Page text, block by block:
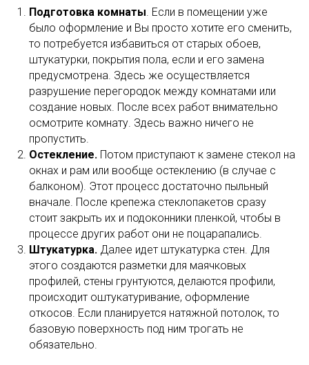
Подготовка комнаты. Если в помещении уже
было оформление и Вы просто хотите его сменить,
то потребуется избавиться от старых обоев,
штукатурки, покрытия пола, если и его замена
предусмотрена. Здесь же осуществляется
разрушение перегородок между комнатами или
создание новых. После всех работ внимательно
осмотрите комнату. Здесь важно ничего не
пропустить.
Остекление. Потом приступают к замене стекол на
окнах и рам или вообще остеклению (в случае с
балконом). Этот процесс достаточно пыльный
вначале. После крепежа стеклопакетов сразу
стоит закрыть их и подоконники пленкой, чтобы в
процессе других работ они не поцарапались.
Штукатурка. Далее идет штукатурка стен. Для
этого создаются разметки для маячковых
профилей, стены грунтуются, делаются профили,
происходит оштукатуривание, оформление
откосов. Если планируется натяжной потолок, то
базовую поверхность под ним трогать не
обязательно.